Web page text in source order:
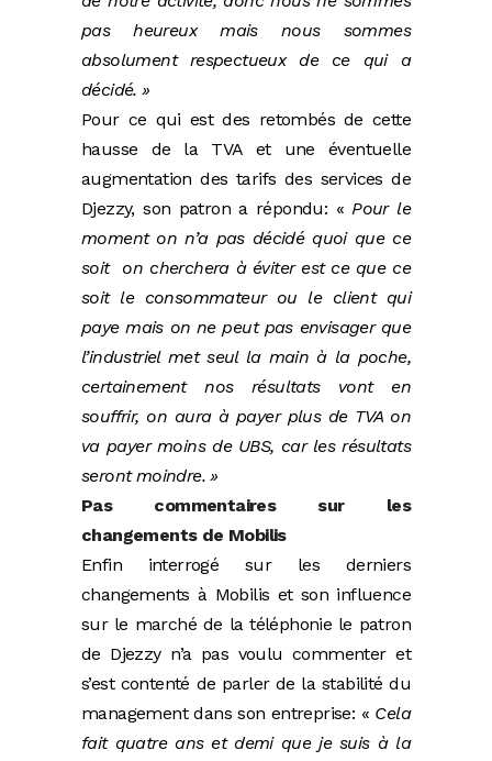
pas heureux mais nous sommes
absolument respectueux de ce qui a
décidé. »
Pour ce qui est des retombés de cette
hausse de la TVA et une éventuelle
augmentation des tarifs des services de
Djezzy, son patron a répondu: «Pour le
moment on n’a pas décidé quoi que ce
soit on cherchera à éviter est ce que ce
soit le consommateur ou le client qui
paye mais on ne peut pas envisager que
l’industriel met seul la main à la poche,
certainement nos résultats vont en
souffrir, on aura à payer plus de TVA on
va payer moins de UBS, car les résultats
seront moindre. »
Pas commentaires sur les
changements de Mobilis
Enfin interrogé sur les derniers
changements à Mobilis et son influence
sur le marché de la téléphonie le patron
de Djezzy n’a pas voulu commenter et
s’est contenté de parler de la stabilité du
management dans son entreprise: « Cela
fait quatre ans et demi que je suis à la